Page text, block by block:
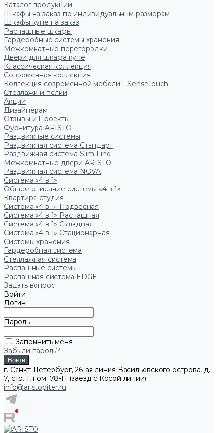
Каталог продукции
Шкафы на заказ по индивидуальным размерам
Шкафы купе на заказ
Распашные шкафы
Гардеробные системы хранения
Межкомнатные перегородки
Двери для шкафа купе
Классическая коллекция
Современная коллекция
Коллекция современной мебели – SenseTouch
Стеллажи и полки
Акции
Дизайнерам
Отзывы и Проекты
Фурнитура ARISTO
Раздвижные системы
Раздвижная система Стандарт
Раздвижная система Slim Line
Межкомнатные двери ARISTO
Раздвижная система NOVA
Система «4 в 1»
Общее описание системы «4 в 1»
Квартира-студия
Система «4 в 1» Подвесная
Система «4 в 1» Распашная
Система «4 в 1» Складная
Система «4 в 1» Стационарная
Системы хранения
Гардеробная система
Стеллажная система
Распашные системы
Распашная система EDGE
Задать вопрос
Войти
Логин
Пароль
Запомнить меня
Забыли пароль?
г. Санкт-Петербург, 26-ая линия Васильевского острова, д.
7, стр. 1, пом. 78-Н (заезд с Косой линии)
info@aristopiter.ru